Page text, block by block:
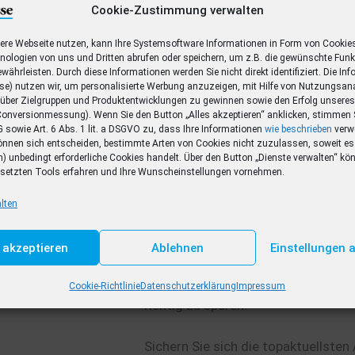
Cookie-Zustimmung verwalten
Webseite nutzen, kann Ihre Systemsoftware Informationen in Form von
von uns und Dritten abrufen oder speichern, um z.B. die gewünschte
Durch diese Informationen werden Sie nicht direkt identifiziert. Die
nutzen wir, um personalisierte Werbung anzuzeigen, mit Hilfe von
Zielgruppen und Produktentwicklungen zu gewinnen sowie den Erfolg
Wenn Sie den Button „Alles akzeptieren“ anklicken, stimmen
sowie Art. 6 Abs. 1 lit. a DSGVO zu, dass Ihre Informationen wie beschrieben
sich entscheiden, bestimmte Arten von Cookies nicht zuzulassen, soweit
unbedingt erforderliche Cookies handelt. Über den Button „Dienste verwalten“
Tools erfahren und Ihre Wunscheinstellungen vornehmen.
Ablehnen Einstellungen
Cookie-RichtlinieDatenschutzerklärung Impressum
im Überblick
und werbereduziertes Lesen
Mit Ihrem digitalen Abo sind Sie
Nachrichten bestens informiert,
richtig zu sparen.
Sichern Sie sich die topaktuellsten